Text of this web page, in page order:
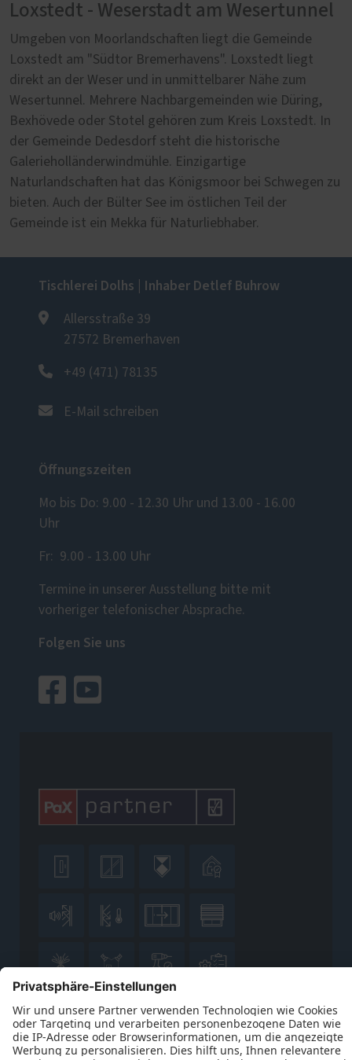
Loxstedt - Weserstadt am Wesertunnel
Umgeben von Moorlandschaften liegt die Gemeinde
Loxstedt am "Südtor Bremerhavens". Loxstedt liegt
direkt an der Weser und in unmittelbarer Nähe zum
Wesertunnel. Mehrere Nachbargemeinden wie Düring,
Bexhövede oder Stotel gehören zum Kreis Loxstedt. In
der Gemeinde Dedesdorf steht die historische
Galerieholländerwindmühle. Einzigartige
Naturlandschaften hat das Königsmoor bei Schwegen zu
bieten. Auch der Bülter See im östlichen Teil der
Gemeinde ist ein Mekka für Naturliebhaber.
Tischlerei Dolhs | Inhaber Detlef Buhrow
Allersstraße 39
27572 Bremerhaven
+49 (471) 78135
E-Mail schreiben
Öffnungszeiten
Mo bis Do: 9.00 - 12.30 Uhr und 13.00 - 16.00
Uhr
Fr: 9.00 - 13.00 Uhr
Termine in unserer Ausstellung bitte mit
vorheriger telefonischer Absprache.
Folgen Sie uns
   
   
   